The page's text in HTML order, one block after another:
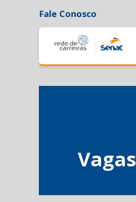
Fale Conosco
Vagas